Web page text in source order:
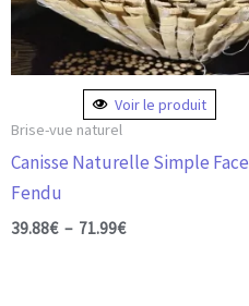
Voir le produit
Brise-vue naturel
Canisse Naturelle Simple Face
Fendu
39.88€ – 71.99€
peuvent
être
produit